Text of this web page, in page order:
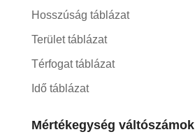
Hosszúság táblázat
Terület táblázat
Térfogat táblázat
Idő táblázat
Mértékegység váltószámok